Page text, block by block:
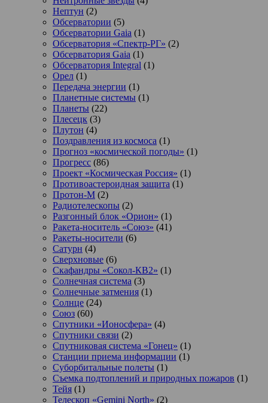
Нептун (2)
Обсерватории (5)
Обсерватории Gaia (1)
Обсерватория «Спектр-РГ» (2)
Обсерватория Gaia (1)
Обсерватория Integral (1)
Орел (1)
Передача энергии (1)
Планетные системы (1)
Планеты (22)
Плесецк (3)
Плутон (4)
Поздравления из космоса (1)
Прогноз «космической погоды» (1)
Прогресс (86)
Проект «Космическая Россия» (1)
Противоастероидная защита (1)
Протон-М (2)
Радиотелескопы (2)
Разгонный блок «Орион» (1)
Ракета-носитель «Союз» (41)
Ракеты-носители (6)
Сатурн (4)
Сверхновые (6)
Скафандры «Сокол-КВ2» (1)
Солнечная система (3)
Солнечные затмения (1)
Солнце (24)
Союз (60)
Спутники «Ионосфера» (4)
Спутники связи (2)
Спутниковая система «Гонец» (1)
Станции приема информации (1)
Суборбитальные полеты (1)
Съемка подтоплений и природных пожаров (1)
Тейя (1)
Телескоп «Gemini North» (2)